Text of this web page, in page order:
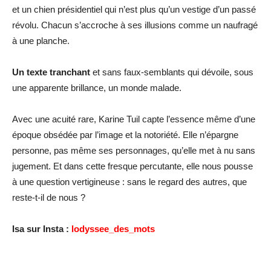
et un chien présidentiel qui n’est plus qu’un vestige d’un passé
révolu. Chacun s’accroche à ses illusions comme un naufragé
à une planche.
Un texte tranchant et sans faux-semblants qui dévoile, sous
une apparente brillance, un monde malade.
Avec une acuité rare, Karine Tuil capte l’essence même d’une
époque obsédée par l’image et la notoriété. Elle n’épargne
personne, pas même ses personnages, qu’elle met à nu sans
jugement. Et dans cette fresque percutante, elle nous pousse
à une question vertigineuse : sans le regard des autres, que
reste-t-il de nous ?
Isa sur Insta : lodyssee_des_mots